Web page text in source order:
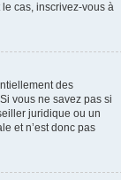
cas, inscrivez-vous à
des
vous ne savez pas si
juridique ou un
et n’est donc pas